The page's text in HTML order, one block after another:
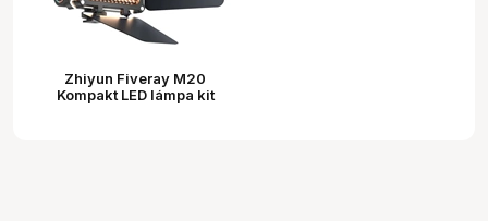
Zhiyun Fiveray M20
Kompakt LED lámpa kit